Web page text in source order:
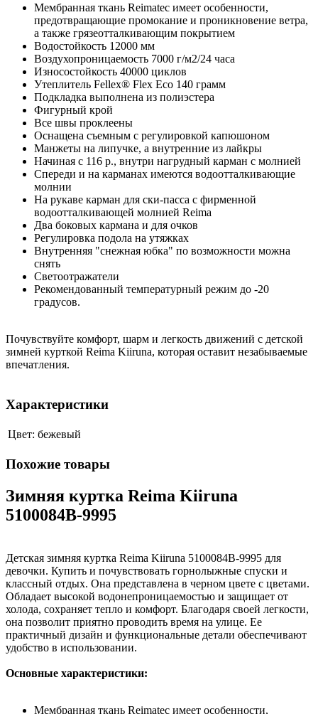
Мембранная ткань Reimatec имеет особенности,
предотвращающие промокание и проникновение ветра,
а также грязеотталкивающим покрытием
Водостойкость 12000 мм
Воздухопроницаемость 7000 г/м2/24 часа
Износостойкость 40000 циклов
Утеплитель Fellex® Flex Eco 140 грамм
Подкладка выполнена из полиэстера
Фигурный крой
Все швы проклеены
Оснащена съемным с регулировкой капюшоном
Манжеты на липучке, а внутренние из лайкры
Начиная с 116 р., внутри нагрудный карман с молнией
Спереди и на карманах имеются водоотталкивающие
молнии
На рукаве карман для ски-пасса с фирменной
водоотталкивающей молнией Reima
Два боковых кармана и для очков
Регулировка подола на утяжках
Внутренняя "снежная юбка" по возможности можна
снять
Светоотражатели
Рекомендованный температурный режим до -20
градусов.
Почувствуйте комфорт, шарм и легкость движений с детской
зимней курткой Reima Kiiruna, которая оставит незабываемые
впечатления.
Характеристики
Цвет: бежевый
Похожие товары
Зимняя куртка Reima Kiiruna
5100084B-9995
Детская зимняя куртка Reima Kiiruna 5100084B-9995 для
девочки. Купить и почувствовать горнолыжные спуски и
классный отдых. Она представлена в черном цвете с цветами.
Обладает высокой водонепроницаемостью и защищает от
холода, сохраняет тепло и комфорт. Благодаря своей легкости,
она позволит приятно проводить время на улице. Ее
практичный дизайн и функциональные детали обеспечивают
удобство в использовании.
Основные характеристики:
Мембранная ткань Reimatec имеет особенности,